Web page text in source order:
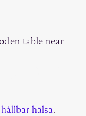
hållbar hälsa.